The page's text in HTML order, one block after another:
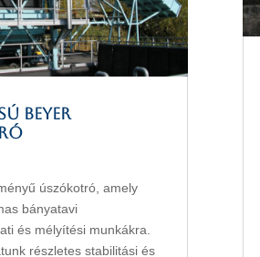
Beyer
úszókotró, amely
bányatavi
és mélyítési munkákra.
részletes stabilitási és